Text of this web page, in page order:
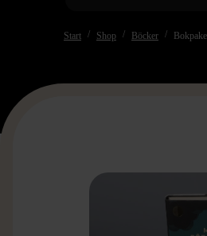
Start Shop Böcker